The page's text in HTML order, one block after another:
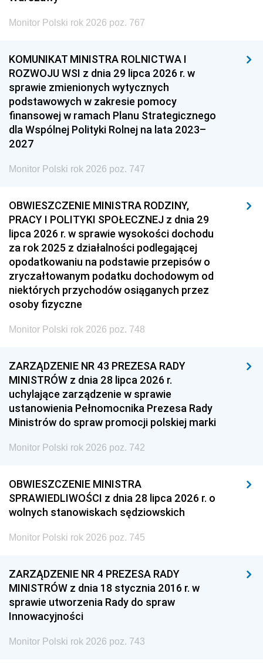
Monitor Polski rok 2026 poz. 767
KOMUNIKAT MINISTRA ROLNICTWA I
ROZWOJU WSI z dnia 29 lipca 2026 r. w
sprawie zmienionych wytycznych
podstawowych w zakresie pomocy
finansowej w ramach Planu Strategicznego
dla Wspólnej Polityki Rolnej na lata 2023–
2027
Monitor Polski rok 2026 poz. 747
OBWIESZCZENIE MINISTRA RODZINY,
PRACY I POLITYKI SPOŁECZNEJ z dnia 29
lipca 2026 r. w sprawie wysokości dochodu
za rok 2025 z działalności podlegającej
opodatkowaniu na podstawie przepisów o
zryczałtowanym podatku dochodowym od
niektórych przychodów osiąganych przez
osoby fizyczne
Monitor Polski rok 2026 poz. 748
ZARZĄDZENIE NR 43 PREZESA RADY
MINISTRÓW z dnia 28 lipca 2026 r.
uchylające zarządzenie w sprawie
ustanowienia Pełnomocnika Prezesa Rady
Ministrów do spraw promocji polskiej marki
Monitor Polski rok 2026 poz. 742
OBWIESZCZENIE MINISTRA
SPRAWIEDLIWOŚCI z dnia 28 lipca 2026 r. o
wolnych stanowiskach sędziowskich
Monitor Polski rok 2026 poz. 745
ZARZĄDZENIE NR 4 PREZESA RADY
MINISTRÓW z dnia 18 stycznia 2016 r. w
sprawie utworzenia Rady do spraw
Innowacyjności
Monitor Polski rok 2026 poz. 743